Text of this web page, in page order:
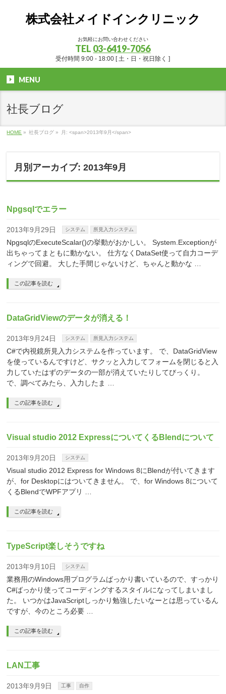
株式会社メイドインクリニック
お気軽にお問い合わせください
TEL 03-6419-7056
受付時間 9:00 - 18:00 [ 土・日・祝日除く ]
MENU
社長ブログ
HOME » 社長ブログ » 月: <span>2013年9月</span>
月別アーカイブ: 2013年9月
Npgsqlでエラー
2013年9月29日 システム 所見入力システム
NpgsqlのExecuteScalar()の挙動がおかしい。 System.Exceptionが
出ちゃってまともに動かない。 仕方なくDataSet使って自力コーデ
ィングで回避。 大した手間じゃないけど、ちゃんと動かな …
この記事を読む
DataGridViewのデータが消える！
2013年9月24日 システム 所見入力システム
C#で内視鏡所見入力システムを作っています。 で、DataGridView
を使っているんですけど、サクッと入力してフォームを閉じると入
力していたはずのデータの一部が消えていたりしてびっくり。
で、調べてみたら、入力したま …
この記事を読む
Visual studio 2012 ExpressについてくるBlendについて
2013年9月20日 システム
Visual studio 2012 Express for Windows 8にBlendが付いてきます
が、for Desktopにはついてきません。 で、for Windows 8について
くるBlendでWPFアプリ …
この記事を読む
TypeScript楽しそうですね
2013年9月10日 システム
業務用のWindows用プログラムばっかり書いているので、すっかり
C#ばっかり使ってコーディングするスタイルになってしまいまし
た。 いつかはJavaScriptしっかり勉強したいなーとは思っているん
ですが、今のところ必要 …
この記事を読む
LAN工事
2013年9月9日 工事 自作